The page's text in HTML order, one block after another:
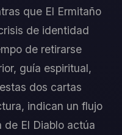
que El Ermitaño
de identidad
de retirarse
guía espiritual,
dos cartas
indican un flujo
El Diablo actúa